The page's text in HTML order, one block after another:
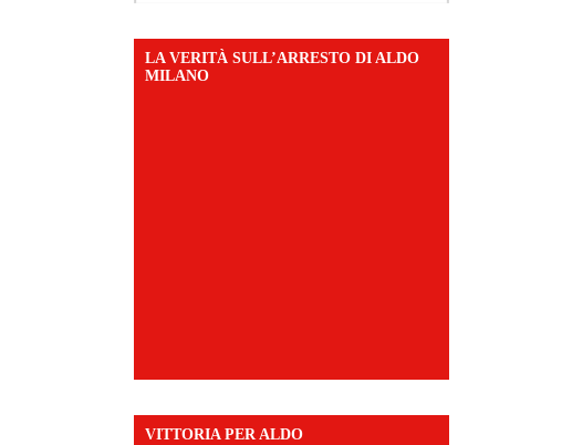
LA VERITÀ SULL’ARRESTO DI ALDO
MILANO
VITTORIA PER ALDO